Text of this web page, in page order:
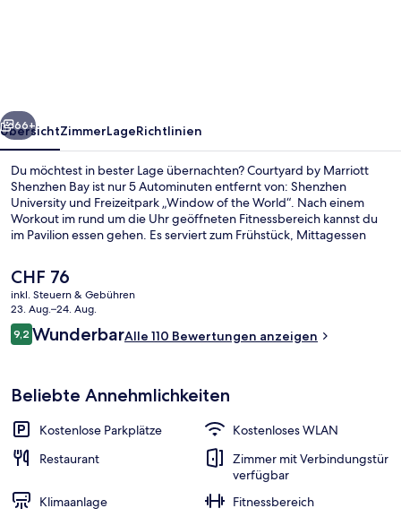
Weiter
66+
ÜbersichtZimmerLageRichtlinien
Du möchtest in bester Lage übernachten? Courtyard by Marriott
Shenzhen Bay ist nur 5 Autominuten entfernt von: Shenzhen
University und Freizeitpark „Window of the World“. Nach einem
Workout im rund um die Uhr geöffneten Fitnessbereich kannst du
im Pavilion essen gehen. Es serviert zum Frühstück, Mittagessen
dem Auto nur 5 Minuten entfernt: Happy Valley und Splendid China
Folk Village. Die Unterkunft ist nur einen kurzen Fußmarsch von den
öffentlichen Verkehrsmitteln entfernt: Zur U-Bahn (U-Bahn-Station
High-Tech South) sind es 14 Minuten.
Der
aktuelle
Preis
beträgt
CHF 76.
CHF 76
inkl. Steuern & Gebühren
23. Aug.–24. Aug.
Bewertungen
9,29,2 von 10.
WunderbarAlle 110 Bewertungen anzeigen
Beliebte Annehmlichkeiten
Kostenlose Parkplätze
Kostenloses WLAN
Restaurant
Zimmer mit Verbindungstür
verfügbar
Klimaanlage
Fitnessbereich